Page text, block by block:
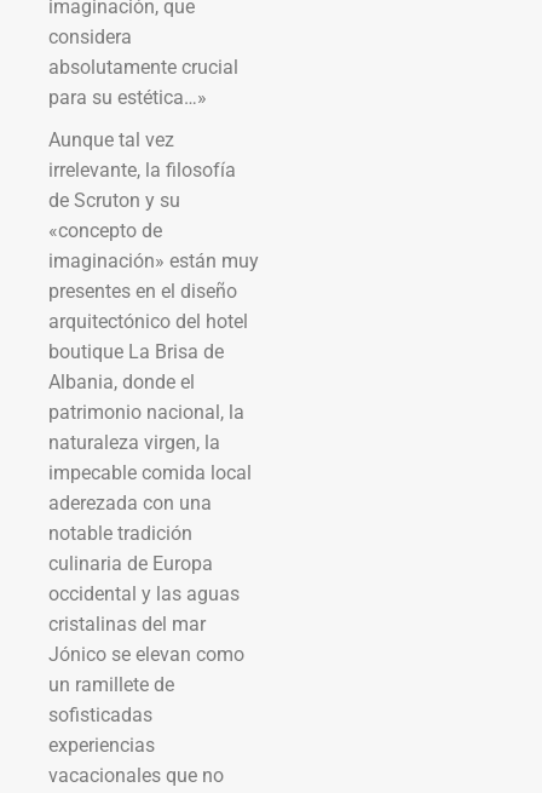
imaginación, que
considera
absolutamente crucial
para su estética…»
Aunque tal vez
irrelevante, la filosofía
de Scruton y su
«concepto de
imaginación» están muy
presentes en el diseño
arquitectónico del hotel
boutique La Brisa de
Albania, donde el
patrimonio nacional, la
naturaleza virgen, la
impecable comida local
aderezada con una
notable tradición
culinaria de Europa
occidental y las aguas
cristalinas del mar
Jónico se elevan como
un ramillete de
sofisticadas
experiencias
vacacionales que no